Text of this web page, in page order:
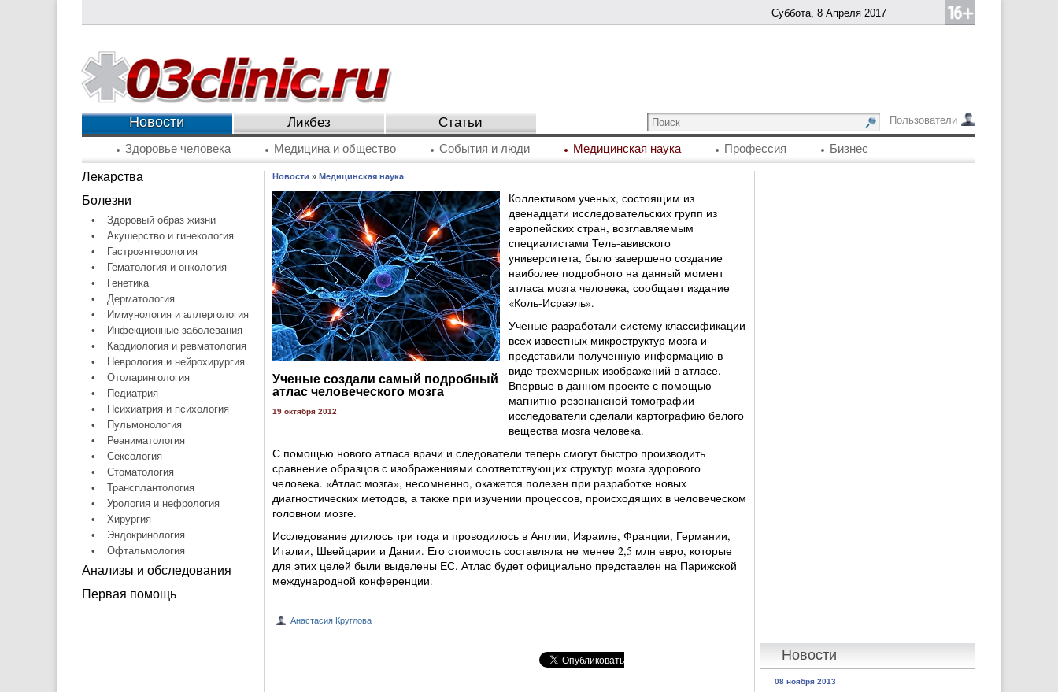
Суббота, 8 Апреля 2017
Пользователи
Новости Ликбез Статьи
Здоровье человека Медицина и общество События и люди Медицинская наука Профессия Бизнес
Лекарства
Болезни
•
Здоровый образ жизни
•
Акушерство и гинекология
•
Гастроэнтерология
•
Гематология и онкология
•
Генетика
•
Дерматология
•
Иммунология и аллергология
•
Инфекционные заболевания
•
Кардиология и ревматология
•
Неврология и нейрохирургия
•
Отоларингология
•
Педиатрия
•
Психиатрия и психология
•
Пульмонология
•
Реаниматология
•
Сексология
•
Стоматология
•
Трансплантология
•
Урология и нефрология
•
Хирургия
•
Эндокринология
•
Офтальмология
Анализы и обследования
Первая помощь
Новости
08 ноября 2013
Новости » Медицинская наука
Ученые создали самый подробный
атлас человеческого мозга
19 октября 2012
Коллективом ученых, состоящим из
двенадцати исследовательских групп из
европейских стран, возглавляемым
специалистами Тель-авивского
университета, было завершено создание
наиболее подробного на данный момент
атласа мозга человека, сообщает издание
«Коль-Исраэль».
Ученые разработали систему классификации
всех известных микроструктур мозга и
представили полученную информацию в
виде трехмерных изображений в атласе.
Впервые в данном проекте с помощью
магнитно-резонансной томографии
исследователи сделали картографию белого
вещества мозга человека.
С помощью нового атласа врачи и следователи теперь смогут быстро производить
сравнение образцов с изображениями соответствующих структур мозга здорового
человека. «Атлас мозга», несомненно, окажется полезен при разработке новых
диагностических методов, а также при изучении процессов, происходящих в человеческом
головном мозге.
Исследование длилось три года и проводилось в Англии, Израиле, Франции, Германии,
Италии, Швейцарии и Дании. Его стоимость составляла не менее 2,5 млн евро, которые
для этих целей были выделены ЕС. Атлас будет официально представлен на Парижской
международной конференции.
Анастасия Круглова